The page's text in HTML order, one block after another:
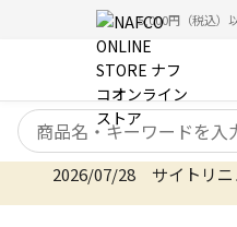
5,000円（税込）
検索キーワード
2026/07/28 サイトリニ